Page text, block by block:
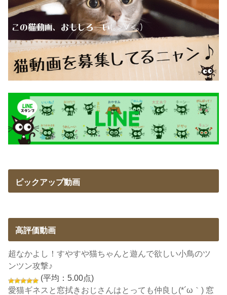
ピックアップ動画
高評価動画
超なかよし！すやすや猫ちゃんと遊んで欲しい小鳥のツ
ンツン攻撃♪
(平均：5.00点)
愛猫ギネスと窓拭きおじさんはとっても仲良し(*´ω｀) 窓